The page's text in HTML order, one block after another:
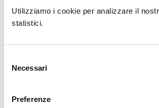
Utilizziamo i cookie per analizzare il
statistici.
delNecessari
Preferenze
Ufficiali di Stato Civile
19/02/2015
manuale in tasca: come